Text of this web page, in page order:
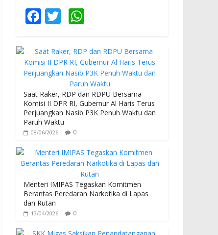
F
e
b
o
o
k
T
itt
er
at
s
A
p
p
Saat Raker, RDP dan RDPU Bersama
Komisi II DPR RI, Gubernur Al Haris Terus
Perjuangkan Nasib P3K Penuh Waktu dan
Paruh Waktu
08/06/2026 0
Menteri IMIPAS Tegaskan Komitmen
Berantas Peredaran Narkotika di Lapas
dan Rutan
13/04/2026 0